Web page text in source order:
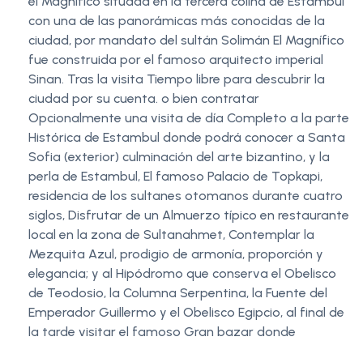
con una de las panorámicas más conocidas de la
ciudad, por mandato del sultán Solimán El Magnífico
fue construida por el famoso arquitecto imperial
Sinan. Tras la visita Tiempo libre para descubrir la
ciudad por su cuenta. o bien contratar
Opcionalmente una visita de día Completo a la parte
Histórica de Estambul donde podrá conocer a Santa
Sofia (exterior) culminación del arte bizantino, y la
perla de Estambul, El famoso Palacio de Topkapi,
residencia de los sultanes otomanos durante cuatro
siglos, Disfrutar de un Almuerzo típico en restaurante
local en la zona de Sultanahmet, Contemplar la
Mezquita Azul, prodigio de armonía, proporción y
elegancia; y al Hipódromo que conserva el Obelisco
de Teodosio, la Columna Serpentina, la Fuente del
Emperador Guillermo y el Obelisco Egipcio, al final de
la tarde visitar el famoso Gran bazar donde